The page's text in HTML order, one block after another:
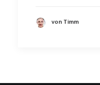
von Timm